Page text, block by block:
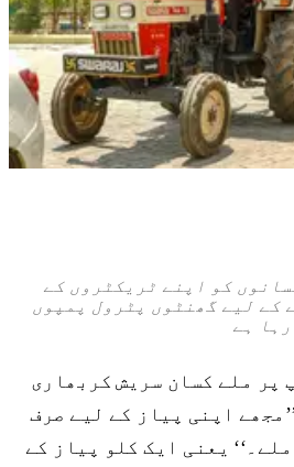
کو اپنے ٹریکٹروں کے
کے لیے گھنٹوں پٹرول پمپوں
ہے
پر ملے کسان سریش کربھاری
اپنی پیاز کے لیے صرف
ملے۔‘‘ یعنی ایک کلو پیاز کے